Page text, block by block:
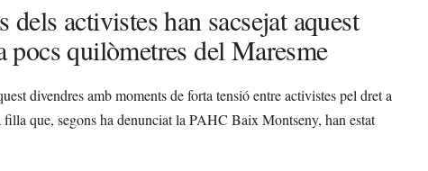
activistes han sacsejat aquest
quilòmetres del Maresme
divendres amb moments de forta tensió entre activistes pel dret a
que, segons ha denunciat la PAHC Baix Montseny, han estat